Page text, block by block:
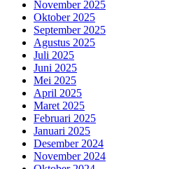
November 2025
Oktober 2025
September 2025
Agustus 2025
Juli 2025
Juni 2025
Mei 2025
April 2025
Maret 2025
Februari 2025
Januari 2025
Desember 2024
November 2024